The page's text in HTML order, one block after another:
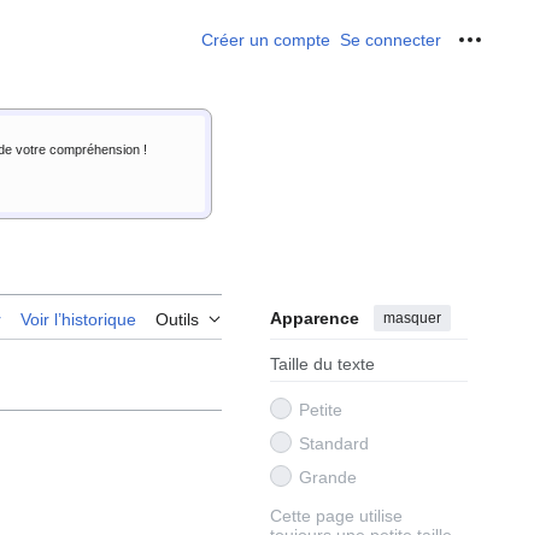
Créer un compte Se connecter Outils
votre compréhension !
Voir l’historique Outils Apparence masquer
Taille du texte
Petite
Standard
Grande
Cette page utilise